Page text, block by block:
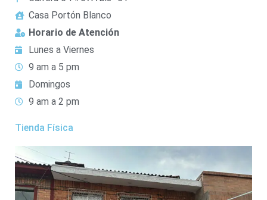
Casa Portón Blanco
Horario de Atención
Lunes a Viernes
9 am a 5 pm
Domingos
9 am a 2 pm
Tienda Física